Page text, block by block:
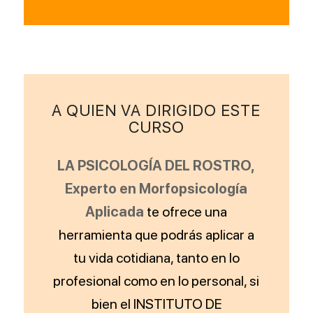
A QUIEN VA DIRIGIDO ESTE
CURSO
LA PSICOLOGÍA DEL ROSTRO,
Experto en Morfopsicología
Aplicada te ofrece una
herramienta que podrás aplicar a
tu vida cotidiana, tanto en lo
profesional como en lo personal, si
bien el INSTITUTO DE